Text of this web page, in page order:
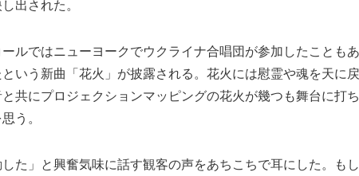
出された。
ルではニューヨークでウクライナ合唱団が参加したこともあ
いう新曲「花火」が披露される。花火には慰霊や魂を天に
共にプロジェクションマッピングの花火が幾つも舞台に打
う。
た」と興奮気味に話す観客の声をあちこちで耳にした。もし